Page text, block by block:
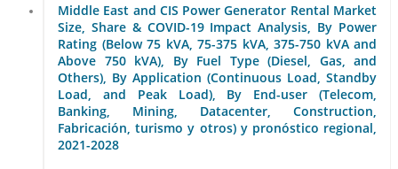
Middle East and CIS Power Generator Rental Market
Size, Share & COVID-19 Impact Analysis, By Power
Rating (Below 75 kVA, 75-375 kVA, 375-750 kVA and
Above 750 kVA), By Fuel Type (Diesel, Gas, and
Others), By Application (Continuous Load, Standby
Load, and Peak Load), By End-user (Telecom,
Banking, Mining, Datacenter, Construction,
Fabricación, turismo y otros) y pronóstico regional,
2021-2028